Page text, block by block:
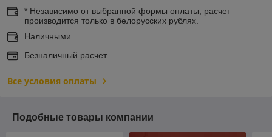
* Независимо от выбранной формы оплаты, расчет
производится только в белорусских рублях.
Наличными
Безналичный расчет
Все условия оплаты
Подобные товары компании